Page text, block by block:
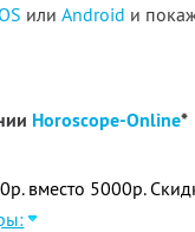
или Android и
Horoscope-Online*
вместо 5000р.